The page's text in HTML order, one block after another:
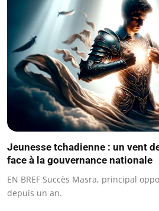
Jeunesse tchadienne : un vent
face à la gouvernance nationale
EN BREF Succès Masra, principal
depuis un an.